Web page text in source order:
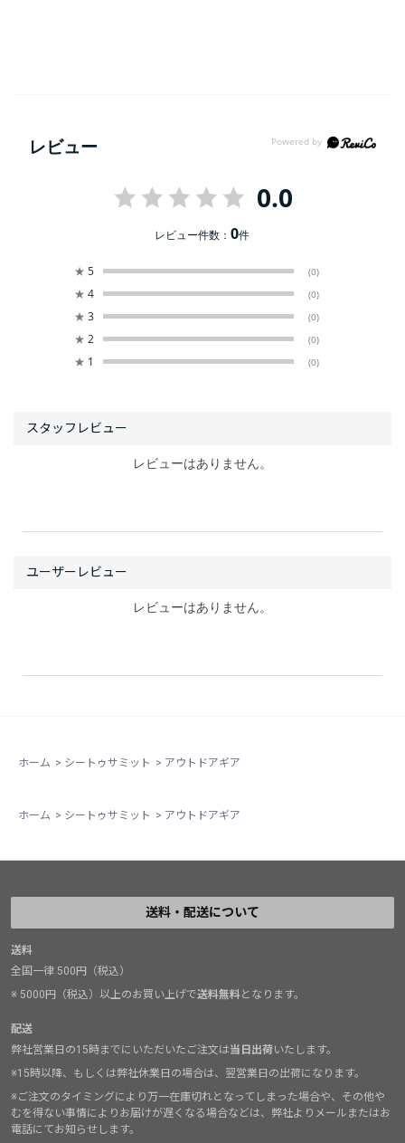
レビュー
0.0
レビュー件数：0件
★ 5 (0)
★ 4 (0)
★ 3 (0)
★ 2 (0)
★ 1 (0)
レビューはありません。
レビューはありません。
ホーム > シートゥサミット > アウトドアギア
ホーム > シートゥサミット > アウトドアギア
送料・配送について
送料
全国一律 500円（税込）
※ 5000円（税込）以上のお買い上げで送料無料となります。
配送
弊社営業日の15時までにいただいたご注文は当日出荷いたします。
※15時以降、もしくは弊社休業日の場合は、翌営業日の出荷になります。
※ご注文のタイミングにより万一在庫切れとなってしまった場合や、その他や
むを得ない事情によりお届けが遅くなる場合などは、弊社よりメールまたはお
電話にてお知らせします。